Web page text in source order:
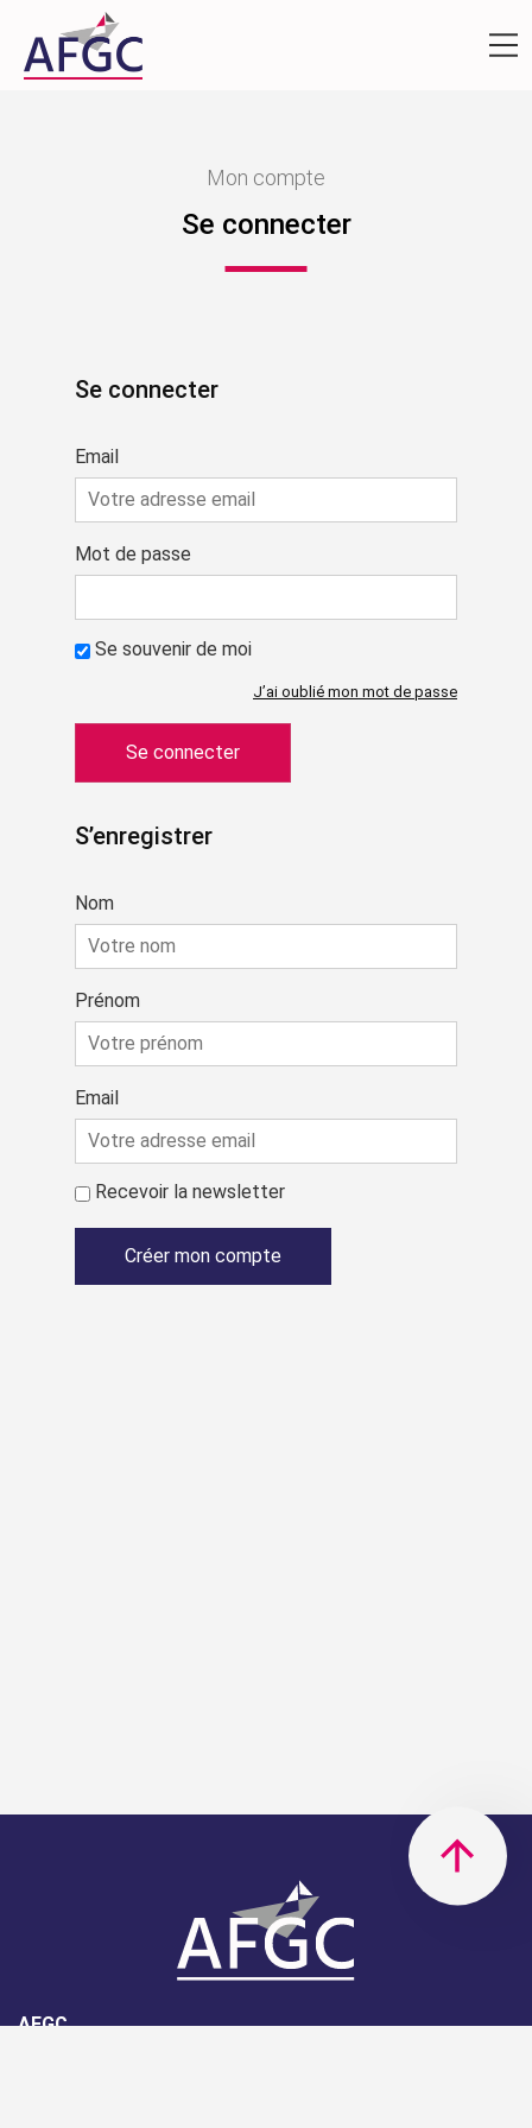
Mon compte
Se connecter
Se connecter
Email
Mot de passe
Se souvenir de moi
J’ai oublié mon mot de passe
S’enregistrer
Nom
Prénom
Email
Recevoir la newsletter
AFGC